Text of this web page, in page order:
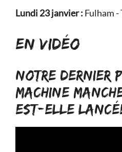
Lundi 23 janvier : Fulham
EN VIDÉO
NOTRE DERNIER
MACHINE
EST-ELLE